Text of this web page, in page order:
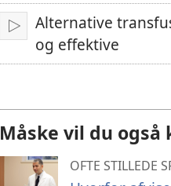
Afspil
Alternative
og effektive
Måske vil du også
OFTE STILLEDE